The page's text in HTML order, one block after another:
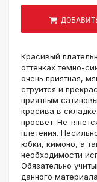
Красивый
оттенках темно-
очень приятная,
струится и
приятным
красива в
просвет. Не
плетения.
юбки, кимоно, а
необходимости
Обязательно
данного